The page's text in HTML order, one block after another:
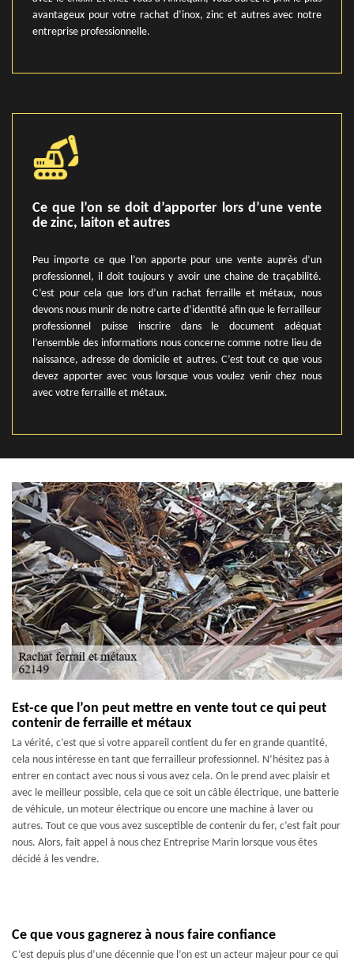
avantageux pour votre rachat d’inox, zinc et autres avec notre
entreprise professionnelle.
Ce que l’on se doit d’apporter lors d’une vente
de zinc, laiton et autres
Peu importe ce que l’on apporte pour une vente auprès d’un
professionnel, il doit toujours y avoir une chaine de traçabilité.
C’est pour cela que lors d’un rachat ferraille et métaux, nous
devons nous munir de notre carte d’identité afin que le ferrailleur
professionnel puisse inscrire dans le document adéquat
l’ensemble des informations nous concerne comme notre lieu de
naissance, adresse de domicile et autres. C’est tout ce que vous
devez apporter avec vous lorsque vous voulez venir chez nous
avec votre ferraille et métaux.
Est-ce que l’on peut mettre en vente tout ce qui peut
contenir de ferraille et métaux
La vérité, c’est que si votre appareil contient du fer en grande quantité,
cela nous intéresse en tant que ferrailleur professionnel. N’hésitez pas à
entrer en contact avec nous si vous avez cela. On le prend avec plaisir et
avec le meilleur possible, cela que ce soit un câble électrique, une batterie
de véhicule, un moteur électrique ou encore une machine à laver ou
autres. Tout ce que vous avez susceptible de contenir du fer, c’est fait pour
nous. Alors, fait appel à nous chez Entreprise Marin lorsque vous êtes
décidé à les vendre.
Ce que vous gagnerez à nous faire confiance
C’est depuis plus d’une décennie que l’on est un acteur majeur pour ce qui